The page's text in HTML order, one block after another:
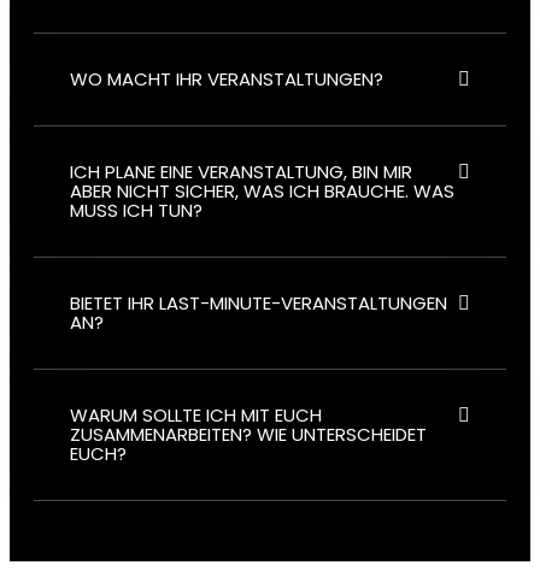
WO MACHT IHR VERANSTALTUNGEN?
ICH PLANE EINE VERANSTALTUNG, BIN MIR
ABER NICHT SICHER, WAS ICH BRAUCHE. WAS
MUSS ICH TUN?
BIETET IHR LAST-MINUTE-VERANSTALTUNGEN
AN?
WARUM SOLLTE ICH MIT EUCH
ZUSAMMENARBEITEN? WIE UNTERSCHEIDET
EUCH?